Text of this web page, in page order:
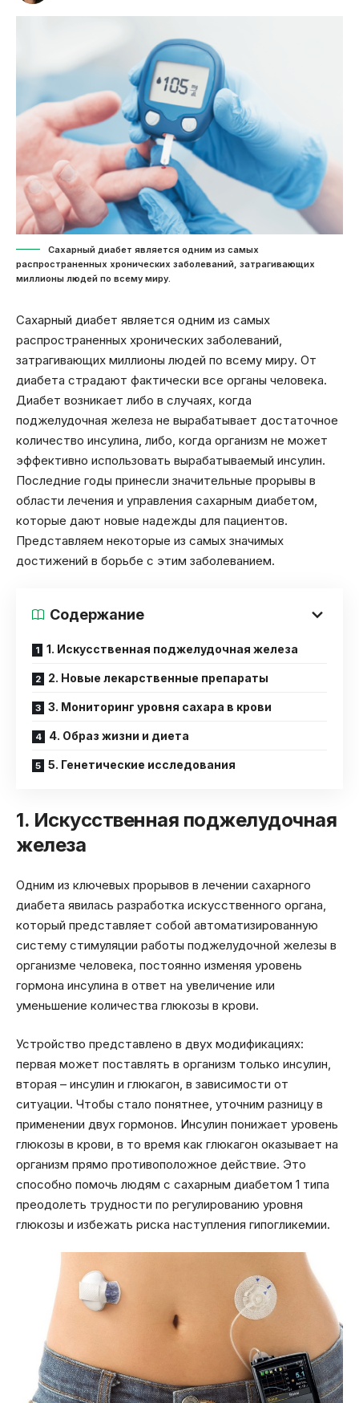
Сахарный диабет является одним из самых
распространенных хронических заболеваний, затрагивающих
миллионы людей по всему миру.
Сахарный диабет является одним из самых
распространенных хронических заболеваний,
затрагивающих миллионы людей по всему миру. От
диабета страдают фактически все органы человека.
Диабет возникает либо в случаях, когда
поджелудочная железа не вырабатывает достаточное
количество инсулина, либо, когда организм не может
эффективно использовать вырабатываемый инсулин.
Последние годы принесли значительные прорывы в
области лечения и управления сахарным диабетом,
которые дают новые надежды для пациентов.
Представляем некоторые из самых значимых
достижений в борьбе с этим заболеванием.
Содержание
1. Искусственная поджелудочная железа
2. Новые лекарственные препараты
3. Мониторинг уровня сахара в крови
4. Образ жизни и диета
5. Генетические исследования
1. Искусственная поджелудочная
железа
Одним из ключевых прорывов в лечении сахарного
диабета явилась разработка искусственного органа,
который представляет собой автоматизированную
систему стимуляции работы поджелудочной железы в
организме человека, постоянно изменяя уровень
гормона инсулина в ответ на увеличение или
уменьшение количества глюкозы в крови.
Устройство представлено в двух модификациях:
первая может поставлять в организм только инсулин,
вторая – инсулин и глюкагон, в зависимости от
ситуации. Чтобы стало понятнее, уточним разницу в
применении двух гормонов. Инсулин понижает уровень
глюкозы в крови, в то время как глюкагон оказывает на
организм прямо противоположное действие. Это
способно помочь людям с сахарным диабетом 1 типа
преодолеть трудности по регулированию уровня
глюкозы и избежать риска наступления гипогликемии.